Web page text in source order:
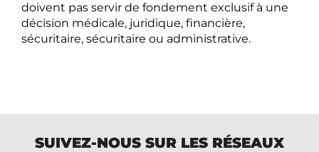
doivent pas servir de fondement exclusif à une
décision médicale, juridique, financière,
sécuritaire, sécuritaire ou administrative.
SUIVEZ-NOUS SUR LES RÉSEAUX